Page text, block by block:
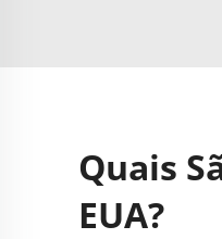
Quais
EUA?